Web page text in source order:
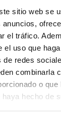
sitio web se
el tráfico.
el uso que
de redes
combinarla
o que
haya hecho de
a plantar
primeros
solar
almacén en
[...]